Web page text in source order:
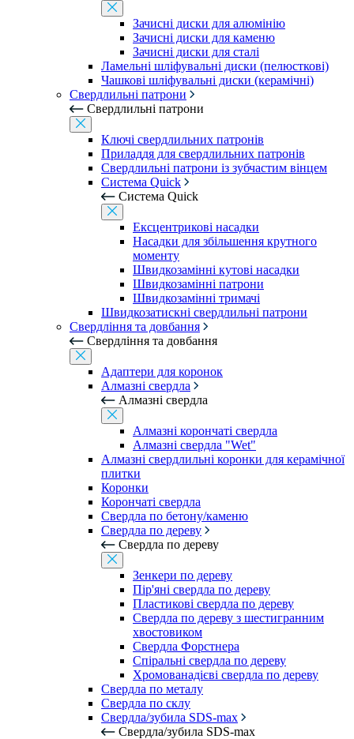
Зачисні диски для алюмінію
Зачисні диски для каменю
Зачисні диски для сталі
Ламельні шліфувальні диски (пелюсткові)
Чашкові шліфувальні диски (керамічні)
Свердлильні патрони
Свердлильні патрони
Ключі свердлильних патронів
Приладдя для свердлильних патронів
Свердлильні патрони із зубчастим вінцем
Система Quick
Система Quick
Ексцентрикові насадки
Насадки для збільшення крутного
моменту
Швидкозамінні кутові насадки
Швидкозамінні патрони
Швидкозамінні тримачі
Швидкозатискні свердлильні патрони
Свердління та довбання
Свердління та довбання
Адаптери для коронок
Алмазні свердла
Алмазні свердла
Алмазні корончаті свердла
Алмазні свердла "Wet"
Алмазні свердлильні коронки для керамічної
плитки
Коронки
Корончаті свердла
Свердла по бетону/каменю
Свердла по дереву
Свердла по дереву
Зенкери по дереву
Пір'яні свердла по дереву
Пластикові свердла по дереву
Свердла по дереву з шестигранним
хвостовиком
Свердла Форстнера
Спіральні свердла по дереву
Хромованадієві свердла по дереву
Свердла по металу
Свердла по склу
Свердла/зубила SDS-max
Свердла/зубила SDS-max